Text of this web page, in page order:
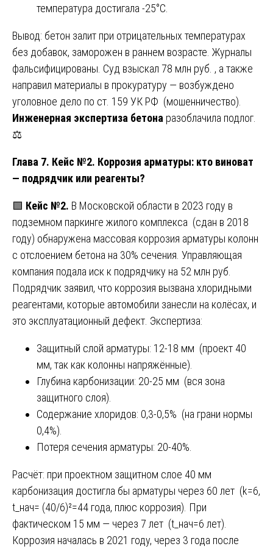
температура достигала -25°C.
Вывод: бетон залит при отрицательных температурах
без добавок, заморожен в раннем возрасте. Журналы
фальсифицированы. Суд взыскал 78 млн руб. , а также
направил материалы в прокуратуру — возбуждено
уголовное дело по ст. 159 УК РФ (мошенничество).
Инженерная экспертиза бетона разоблачила подлог.
⚖️
Глава 7. Кейс №2. Коррозия арматуры: кто виноват
— подрядчик или реагенты?
🟩 Кейс №2. В Московской области в 2023 году в
подземном паркинге жилого комплекса (сдан в 2018
году) обнаружена массовая коррозия арматуры колонн
с отслоением бетона на 30% сечения. Управляющая
компания подала иск к подрядчику на 52 млн руб.
Подрядчик заявил, что коррозия вызвана хлоридными
реагентами, которые автомобили занесли на колёсах, и
это эксплуатационный дефект. Экспертиза:
Защитный слой арматуры: 12-18 мм (проект 40
мм, так как колонны напряжённые).
Глубина карбонизации: 20-25 мм (вся зона
защитного слоя).
Содержание хлоридов: 0,3-0,5% (на грани нормы
0,4%).
Потеря сечения арматуры: 20-40%.
Расчёт: при проектном защитном слое 40 мм
карбонизация достигла бы арматуры через 60 лет (k=6,
t_нач= (40/6)²=44 года, плюс коррозия). При
фактическом 15 мм — через 7 лет (t_нач=6 лет).
Коррозия началась в 2021 году, через 3 года после